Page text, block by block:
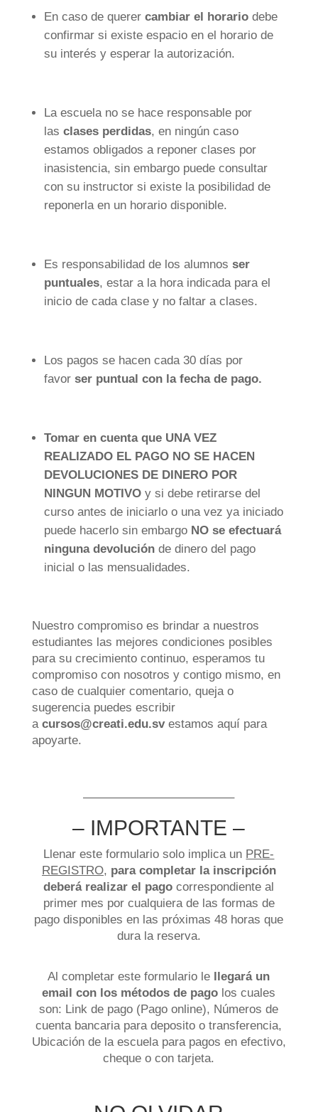
En caso de querer cambiar el horario debe
confirmar si existe espacio en el horario de
su interés y esperar la autorización.
La escuela no se hace responsable por
las clases perdidas, en ningún caso
estamos obligados a reponer clases por
inasistencia, sin embargo puede consultar
con su instructor si existe la posibilidad de
reponerla en un horario disponible.
Es responsabilidad de los alumnos ser
puntuales, estar a la hora indicada para el
inicio de cada clase y no faltar a clases.
Los pagos se hacen cada 30 días por
favor ser puntual con la fecha de pago.
Tomar en cuenta que UNA VEZ
REALIZADO EL PAGO NO SE HACEN
DEVOLUCIONES DE DINERO POR
NINGUN MOTIVO y si debe retirarse del
curso antes de iniciarlo o una vez ya iniciado
puede hacerlo sin embargo NOse efectuará
ninguna devolución de dinero del pago
inicial o las mensualidades.
Nuestro compromiso es brindar a nuestros
estudiantes las mejores condiciones posibles
para su crecimiento continuo, esperamos tu
compromiso con nosotros y contigo mismo, en
caso de cualquier comentario, queja o
sugerencia puedes escribir
a cursos@creati.edu.sv estamos aquí para
apoyarte.
————————————–
– IMPORTANTE –
Llenar este formulario solo implica un PRE-
REGISTRO, para completar la inscripción
deberá realizar el pago correspondiente al
primer mes por cualquiera de las formas de
pago disponibles en las próximas 48 horas que
dura la reserva.
Al completar este formulario le llegará un
email con los métodos de pago los cuales
son: Link de pago (Pago online), Números de
cuenta bancaria para deposito o transferencia,
Ubicación de la escuela para pagos en efectivo,
cheque o con tarjeta.